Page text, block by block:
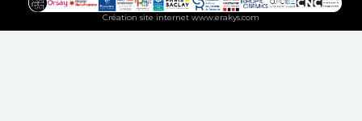
Création site internet www.erakys.com